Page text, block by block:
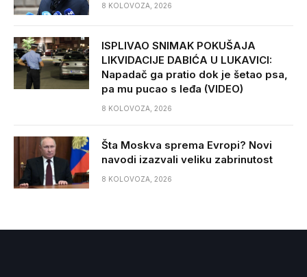
8 KOLOVOZA, 2026
ISPLIVAO SNIMAK POKUŠAJA
LIKVIDACIJE DABIĆA U LUKAVICI:
Napadač ga pratio dok je šetao psa,
pa mu pucao s leđa (VIDEO)
8 KOLOVOZA, 2026
Šta Moskva sprema Evropi? Novi
navodi izazvali veliku zabrinutost
8 KOLOVOZA, 2026